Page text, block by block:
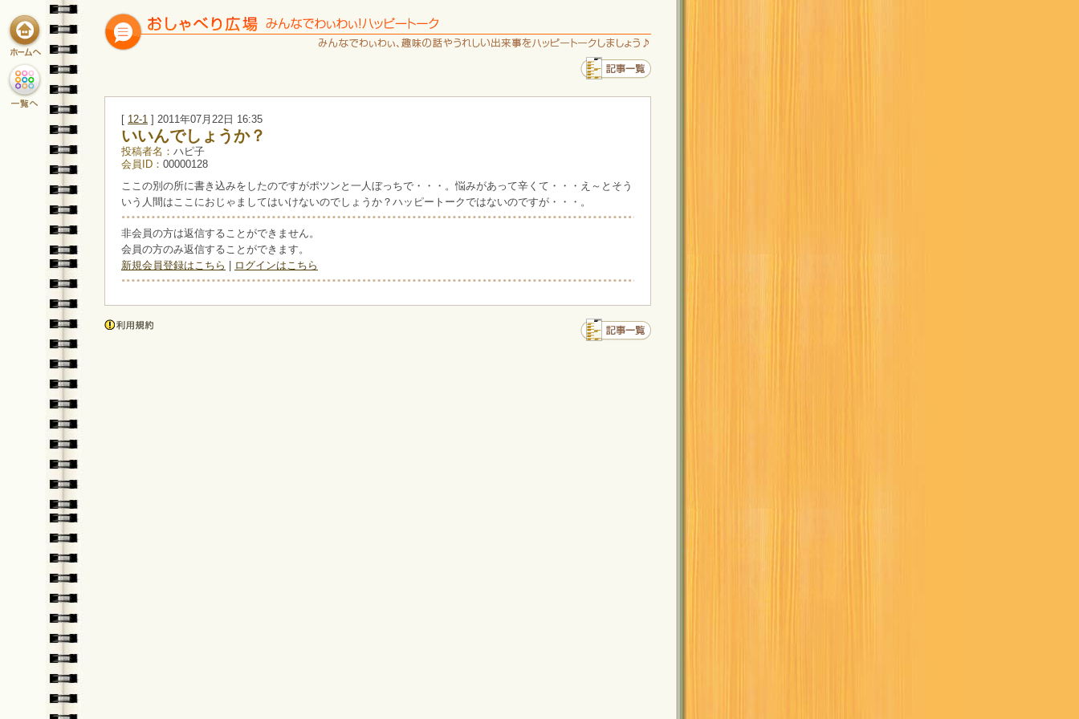
[ 12-1 ] 2011年07月22日 16:35
いいんでしょうか？
投稿者名： ハピ子
会員ID： 00000128
ここの別の所に書き込みをしたのですがポツンと一人ぼっちで・・・。悩みがあって辛くて・・・え～とそう
いう人間はここにおじゃましてはいけないのでしょうか？ハッピートークではないのですが・・・。
非会員の方は返信することができません。
会員の方のみ返信することができます。
新規会員登録はこちら
ログインはこちら